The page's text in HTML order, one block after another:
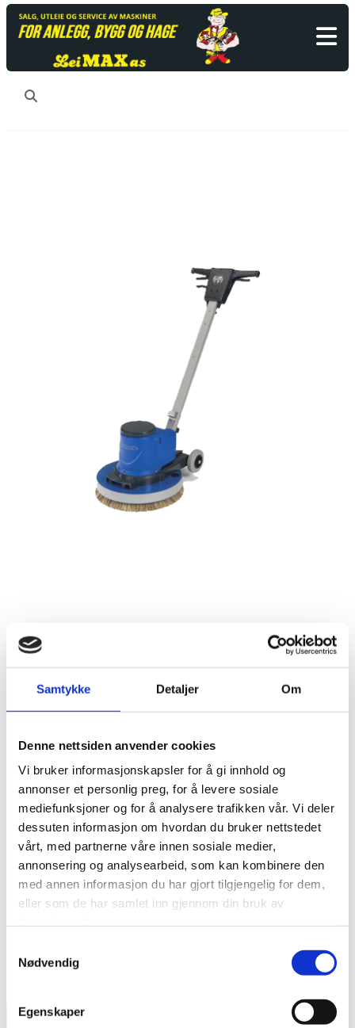
Samtykke Detaljer Om
Denne nettsiden anvender cookies
Vi bruker informasjonskapsler for å gi innhold og
annonser et personlig preg, for å levere sosiale
mediefunksjoner og for å analysere trafikken vår. Vi deler
dessuten informasjon om hvordan du bruker nettstedet
vårt, med partnerne våre innen sosiale medier,
annonsering og analysearbeid, som kan kombinere den
med annen informasjon du har gjort tilgjengelig for dem,
eller som de har samlet inn gjennom din bruk av
Nødvendig
Egenskaper
Numatic 1515 Poleringsmaskin
Kontakt oss om dette produktet
1.500W
Kr 300,-